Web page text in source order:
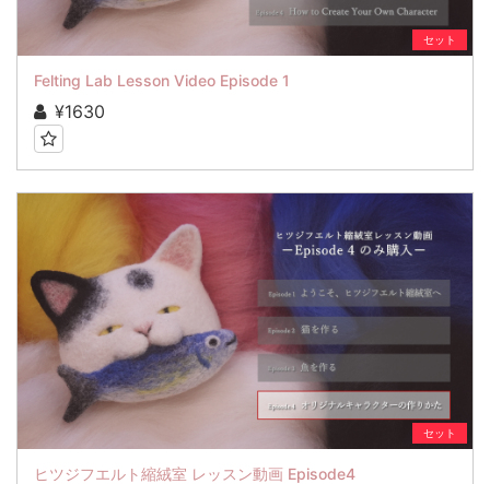
セット
Felting Lab Lesson Video Episode 1
¥1630
セット
ヒツジフエルト縮絨室 レッスン動画 Episode4